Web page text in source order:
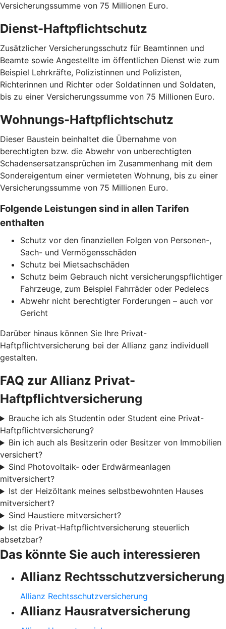
Versicherungssumme von 75 Millionen Euro.
Dienst-Haftpflichtschutz
Zusätzlicher Versicherungsschutz für Beamtinnen und
Beamte sowie Angestellte im öffentlichen Dienst wie zum
Beispiel Lehrkräfte, Polizistinnen und Polizisten,
Richterinnen und Richter oder Soldatinnen und Soldaten,
bis zu einer Versicherungssumme von 75 Millionen Euro.
Wohnungs-Haftpflichtschutz
Dieser Baustein beinhaltet die Übernahme von
berechtigten bzw. die Abwehr von unberechtigten
Schadensersatzansprüchen im Zusammenhang mit dem
Sondereigentum einer vermieteten Wohnung, bis zu einer
Versicherungssumme von 75 Millionen Euro.
Folgende Leistungen sind in allen Tarifen
enthalten
Schutz vor den finanziellen Folgen von Personen-,
Sach- und Vermögensschäden
Schutz bei Mietsachschäden
Schutz beim Gebrauch nicht versicherungspflichtiger
Fahrzeuge, zum Beispiel Fahrräder oder Pedelecs
Abwehr nicht berechtigter Forderungen – auch vor
Gericht
Darüber hinaus können Sie Ihre Privat-
Haftpflichtversicherung bei der Allianz ganz individuell
gestalten.
FAQ zur Allianz Privat-
Haftpflichtversicherung
Brauche ich als Studentin oder Student eine Privat-
Haftpflichtversicherung?
Bin ich auch als Besitzerin oder Besitzer von Immobilien
versichert?
Sind Photovoltaik- oder Erdwärmeanlagen
mitversichert?
Ist der Heizöltank meines selbstbewohnten Hauses
mitversichert?
Sind Haustiere mitversichert?
Ist die Privat-Haftpflichtversicherung steuerlich
absetzbar?
Das könnte Sie auch interessieren
Allianz Rechtsschutzversicherung
Allianz Rechtsschutzversicherung
Allianz Hausratversicherung